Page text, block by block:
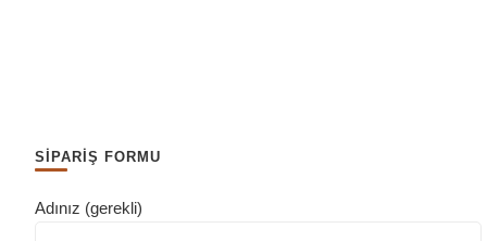
SİPARİŞ FORMU
Adınız (gerekli)